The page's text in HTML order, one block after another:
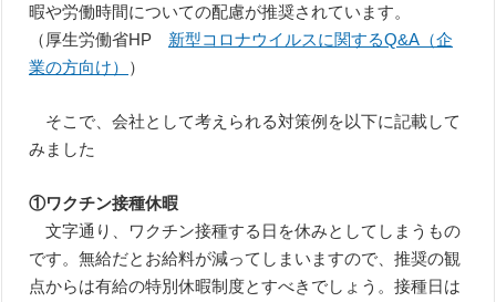
暇や労働時間についての配慮が推奨されています。
（厚生労働省HP 新型コロナウイルスに関するQ&A（企
業の方向け）
）
そこで、会社として考えられる対策例を以下に記載して
みました
①ワクチン接種休暇
文字通り、ワクチン接種する日を休みとしてしまうもの
です。無給だとお給料が減ってしまいますので、推奨の観
点からは有給の特別休暇制度とすべきでしょう。接種日は